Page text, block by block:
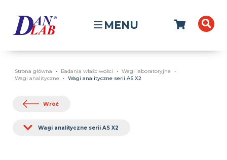
MENU
Strona główna Badania właściwości
Wagi laboratoryjne
Wagi analityczne
Wagi analityczne serii AS X2
Wróć
Wagi analityczne serii AS X2